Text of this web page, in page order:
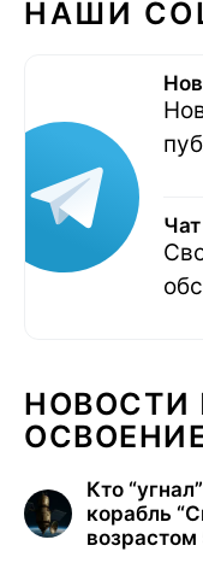
НАШИ
НОВОСТИ
Кто
корабль
возрастом